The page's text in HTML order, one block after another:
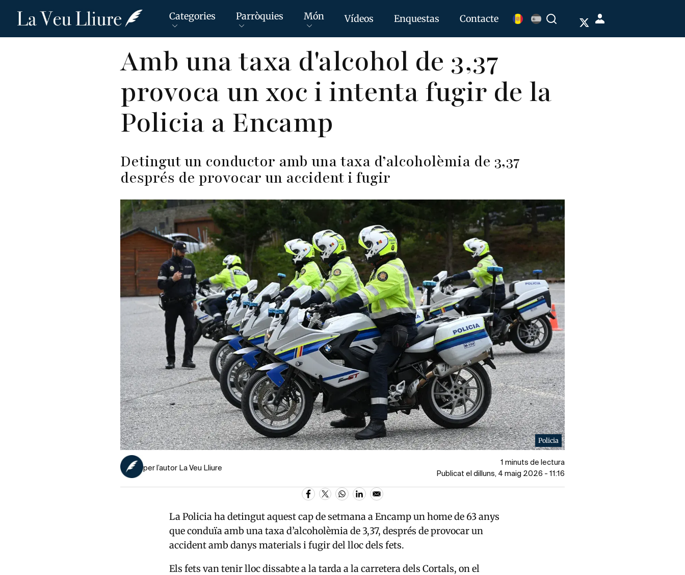
Vés
Categories Parròquies Món Vídeos Enquestas Contacte Buscar Menú
de
Amb una taxa d'alcohol de 3,37
provoca un xoc i intenta fugir de la
Policia a Encamp
Detingut un conductor amb una taxa d’alcoholèmia de 3,37
després de provocar un accident i fugir
Policia
per l’autor La Veu Lliure
1 minuts de lectura
Publicat el dilluns, 4 maig 2026 - 11:16
La Policia ha detingut aquest cap de setmana aEncampun home de 63 anys
que conduïa amb una taxa d’alcoholèmia de 3,37, després de provocar un
accident amb danys materials i fugir del lloc dels fets.
Els fets van tenir lloc dissabte a la tarda a la carretera dels Cortals, on el